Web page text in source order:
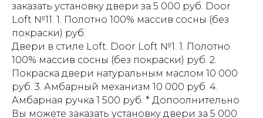
заказать установку двери за 5 000 руб. Door
Loft №11. 1. Полотно 100% массив сосны (без
покраски) руб.
Двери в стиле Loft. Door Loft №1. 1. Полотно
100% массив сосны (без покраски) руб. 2.
Покраска двери натуральным маслом 10 000
руб. 3. Амбарный механизм 10 000 руб. 4.
Амбарная ручка 1 500 руб. * Допоолнительно
Вы можете заказать установку двери за 5 000